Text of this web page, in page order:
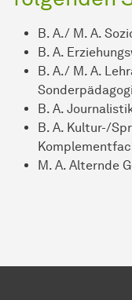
B. A./ M. A.
B. A.
B. A./ M. A.
B. A.
B. A. Kultur-/
M. A. Alternde